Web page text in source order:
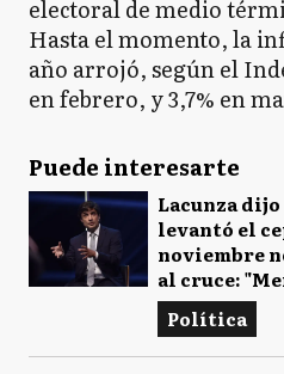
electoral de medio
Hasta el momento, la
año arrojó, según el
en febrero, y 3,7% en
Puede interesarte
Lacunza
levantó el
noviembre
al cruce:
Política